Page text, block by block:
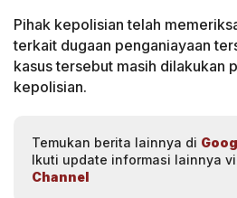
Pihak kepolisian telah
terkait dugaan penganiayaan
kasus tersebut masih dilakukan
kepolisian.
Temukan berita lainnya di
Ikuti update informasi lainnya
Channel